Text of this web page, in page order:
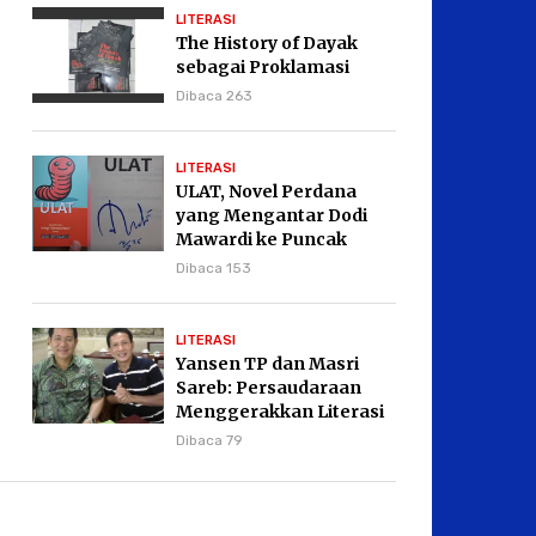
LITERASI
The History of Dayak
sebagai Proklamasi
Dibaca 263
LITERASI
ULAT, Novel Perdana
yang Mengantar Dodi
Mawardi ke Puncak
Karier Kepenulisan
Dibaca 153
LITERASI
Yansen TP dan Masri
Sareb: Persaudaraan
Menggerakkan Literasi
Borneo
Dibaca 79